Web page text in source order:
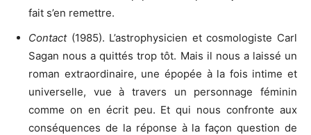
fait s’en remettre.
Contact (1985). L’astrophysicien et cosmologiste Carl
Sagan nous a quittés trop tôt. Mais il nous a laissé un
roman extraordinaire, une épopée à la fois intime et
universelle, vue à travers un personnage féminin
comme on en écrit peu. Et qui nous confronte aux
conséquences de la réponse à la façon question de